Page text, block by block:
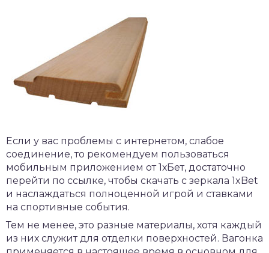
Если у вас проблемы с интернетом, слабое
соединение, то рекомендуем пользоваться
мобильным приложением от 1хБет, достаточно
перейти по ссылке, чтобы скачать с зеркала 1xBet
и наслаждаться полноценной игрой и ставками
на спортивные события.
Тем не менее, это разные материалы, хотя каждый
из них служит для отделки поверхностей. Вагонка